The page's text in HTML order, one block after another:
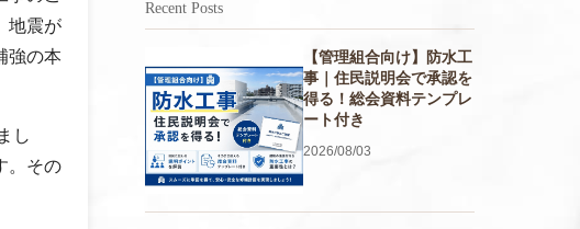
地震が
強の本
し
。その
Recent Posts
【管理組合向け】防水工
事｜住民説明会で承認を
得る！総会資料テンプレ
ート付き
2026/08/03